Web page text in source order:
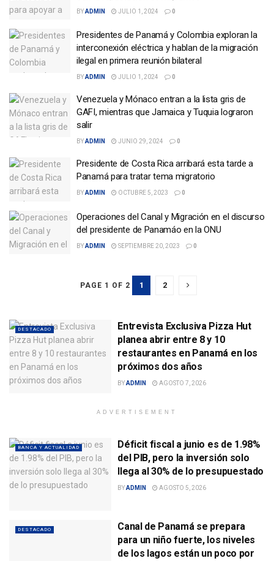
BYADMIN JULIO 1, 2024 0
Presidentes de Panamá y Colombia exploran la
interconexión eléctrica y hablan de la migración
ilegal en primera reunión bilateral
BYADMIN JULIO 1, 2024 0
Venezuela y Mónaco entran a la lista gris de
GAFI, mientras que Jamaica y Tuquia lograron
salir
BYADMIN JUNIO 29, 2024 0
Presidente de Costa Rica arribará esta tarde a
Panamá para tratar tema migratorio
BYADMIN OCTUBRE 5, 2023 0
Operaciones del Canal y Migración en el discurso
del presidente de Panamáo en la ONU
BYADMIN SEPTIEMBRE 20, 2023 0
PAGE 1 OF 2 1 2
DESTACADO
Entrevista Exclusiva Pizza Hut
planea abrir entre 8 y 10
restaurantes en Panamá en los
próximos dos años
BYADMIN AGOSTO 7, 2026
ADVERTISEMENT
BANCA Y ACTUALIDAD
Déficit fiscal a junio es de 1.98%
del PIB, pero la inversión solo
llega al 30% de lo presupuestado
BYADMIN AGOSTO 5, 2026
DESTACADO
Canal de Panamá se prepara
para un niño fuerte, los niveles
de los lagos están un poco por